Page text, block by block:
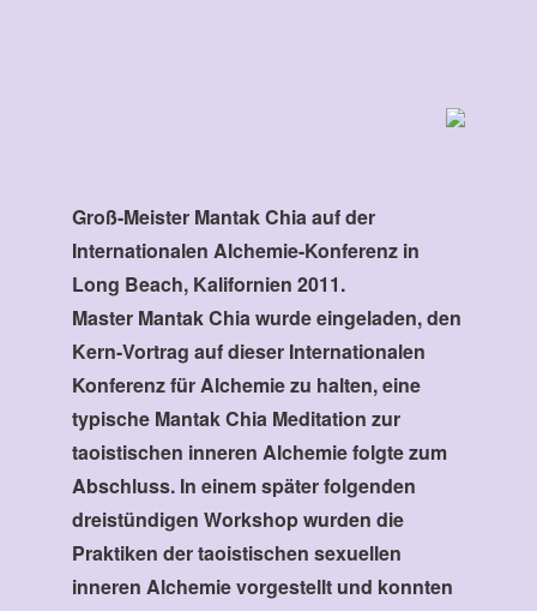
Groß-Meister Mantak Chia auf der
Internationalen Alchemie-Konferenz in
Long Beach, Kalifornien 2011.
Master Mantak Chia wurde eingeladen, den
Kern-Vortrag auf dieser Internationalen
Konferenz für Alchemie zu halten, eine
typische Mantak Chia Meditation zur
taoistischen inneren Alchemie folgte zum
Abschluss. In einem später folgenden
dreistündigen Workshop wurden die
Praktiken der taoistischen sexuellen
inneren Alchemie vorgestellt und konnten